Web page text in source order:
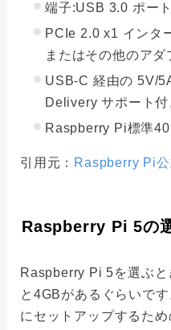
端子:USB 3.0 ポー
PCIe 2.0 x1 インタ
またはその他のア
USB-C 経由の 5V/
Delivery サポート付
Raspberry Pi標準
引用元： Raspberry Pi公
Raspberry Pi 5の
Raspberry Pi 5を選ぶ
と4GBがあるぐらいで
にセットアップするた